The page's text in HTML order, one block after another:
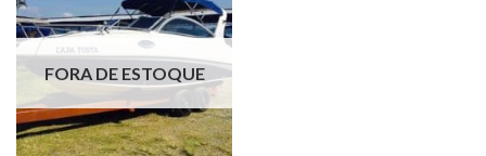
Adicionar
aos meus
favoritos
FORA DE ESTOQUE